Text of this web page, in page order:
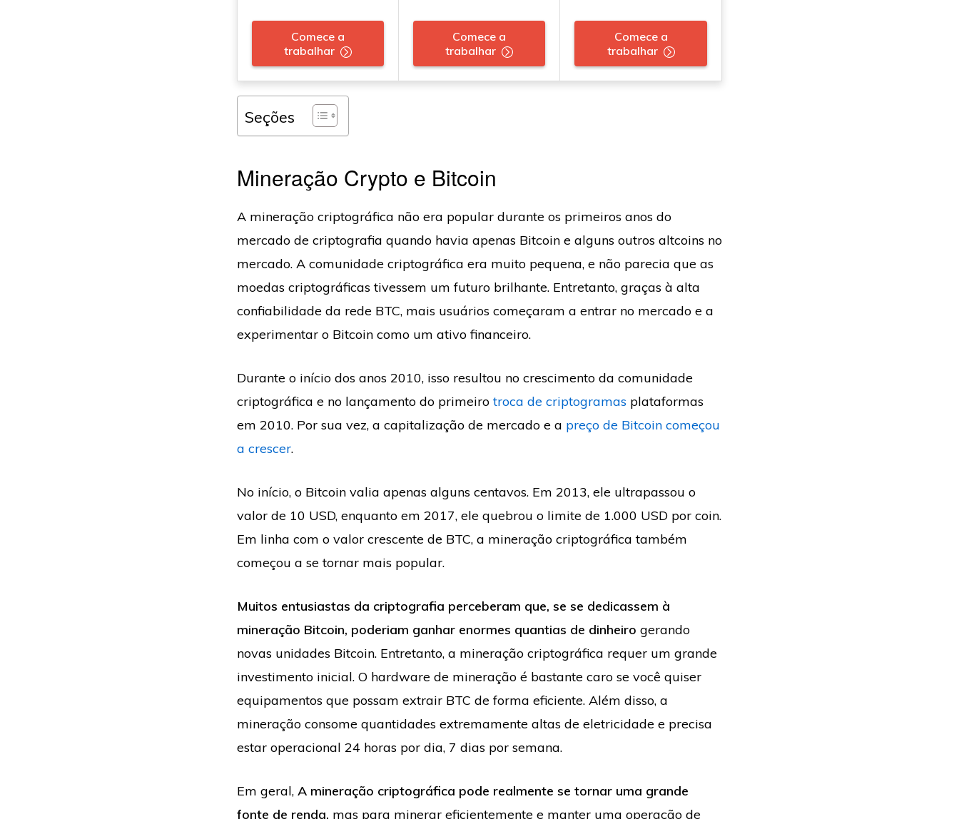
Comece a
trabalhar
Comece a
trabalhar
Comece a
trabalhar
Seções
Mineração Crypto e Bitcoin
A mineração criptográfica não era popular durante os primeiros anos do
mercado de criptografia quando havia apenas Bitcoin e alguns outros altcoins no
mercado. A comunidade criptográfica era muito pequena, e não parecia que as
moedas criptográficas tivessem um futuro brilhante. Entretanto, graças à alta
confiabilidade da rede BTC, mais usuários começaram a entrar no mercado e a
experimentar o Bitcoin como um ativo financeiro.
Durante o início dos anos 2010, isso resultou no crescimento da comunidade
criptográfica e no lançamento do primeirotroca de criptogramas plataformas
em 2010. Por sua vez, a capitalização de mercado e a preço de Bitcoin começou
a crescer.
No início, o Bitcoin valia apenas alguns centavos. Em 2013, ele ultrapassou o
valor de 10 USD, enquanto em 2017, ele quebrou o limite de 1.000 USD por coin.
Em linha com o valor crescente de BTC, a mineração criptográfica também
começou a se tornar mais popular.
Muitos entusiastas da criptografia perceberam que, se se dedicassem à
mineração Bitcoin, poderiam ganhar enormes quantias de dinheiro gerando
novas unidades Bitcoin. Entretanto, a mineração criptográfica requer um grande
investimento inicial. O hardware de mineração é bastante caro se você quiser
equipamentos que possam extrair BTC de forma eficiente. Além disso, a
mineração consome quantidades extremamente altas de eletricidade e precisa
estar operacional 24 horas por dia, 7 dias por semana.
Em geral, A mineração criptográfica pode realmente se tornar uma grande
fonte de renda, mas para minerar eficientemente e manter uma operação de